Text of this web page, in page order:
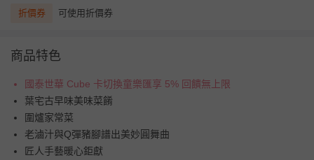
折價券 可使用折價券
商品特色
國泰世華 Cube 卡切換童樂匯享 5% 回饋無上限
葉宅古早味美味菜餚
圍爐家常菜
老滷汁與Q彈豬腳譜出美妙圓舞曲
匠人手藝暖心鉅獻